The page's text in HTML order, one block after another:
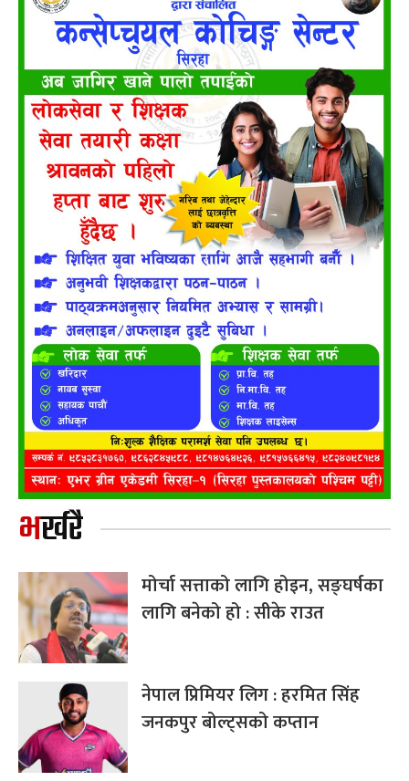
भर्खरै
मोर्चा सत्ताको लागि होइन, सङ्घर्षका
लागि बनेको हो : सीके राउत
नेपाल प्रिमियर लिग : हरमित सिंह
जनकपुर बोल्ट्सको कप्तान